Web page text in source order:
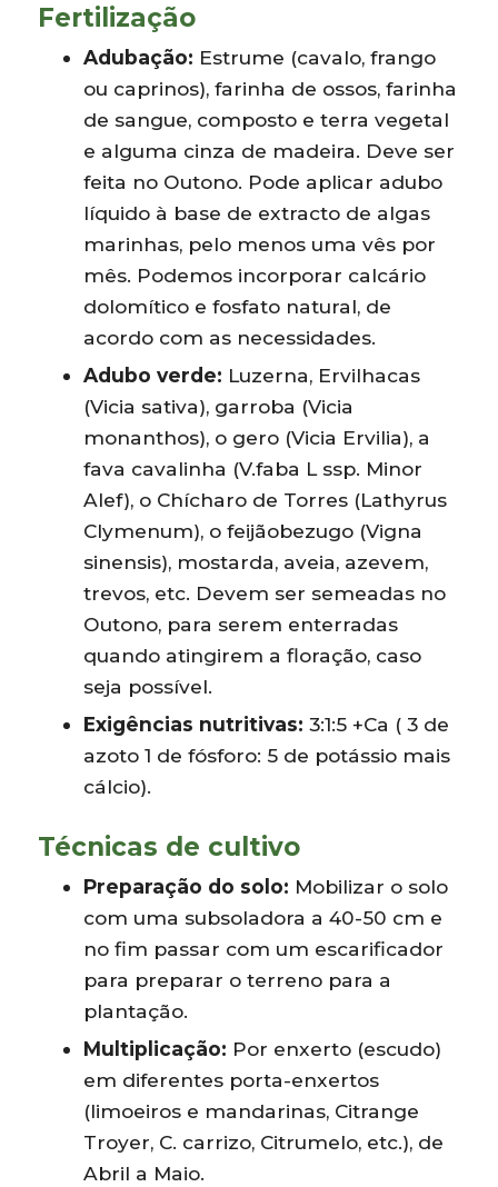
Fertilização
Adubação: Estrume (cavalo, frango
ou caprinos), farinha de ossos, farinha
de sangue, composto e terra vegetal
e alguma cinza de madeira. Deve ser
feita no Outono. Pode aplicar adubo
líquido à base de extracto de algas
marinhas, pelo menos uma vês por
mês. Podemos incorporar calcário
dolomítico e fosfato natural, de
acordo com as necessidades.
Adubo verde: Luzerna, Ervilhacas
(Vicia sativa), garroba (Vicia
monanthos), o gero (Vicia Ervilia), a
fava cavalinha (V.faba L ssp. Minor
Alef), o Chícharo de Torres (Lathyrus
Clymenum), o feijãobezugo (Vigna
sinensis), mostarda, aveia, azevem,
trevos, etc. Devem ser semeadas no
Outono, para serem enterradas
quando atingirem a floração, caso
seja possível.
Exigências nutritivas: 3:1:5 +Ca ( 3 de
azoto 1 de fósforo: 5 de potássio mais
cálcio).
Técnicas de cultivo
Preparação do solo: Mobilizar o solo
com uma subsoladora a 40-50 cm e
no fim passar com um escarificador
para preparar o terreno para a
plantação.
Multiplicação: Por enxerto (escudo)
em diferentes porta-enxertos
(limoeiros e mandarinas, Citrange
Troyer, C. carrizo, Citrumelo, etc.), de
Abril a Maio.